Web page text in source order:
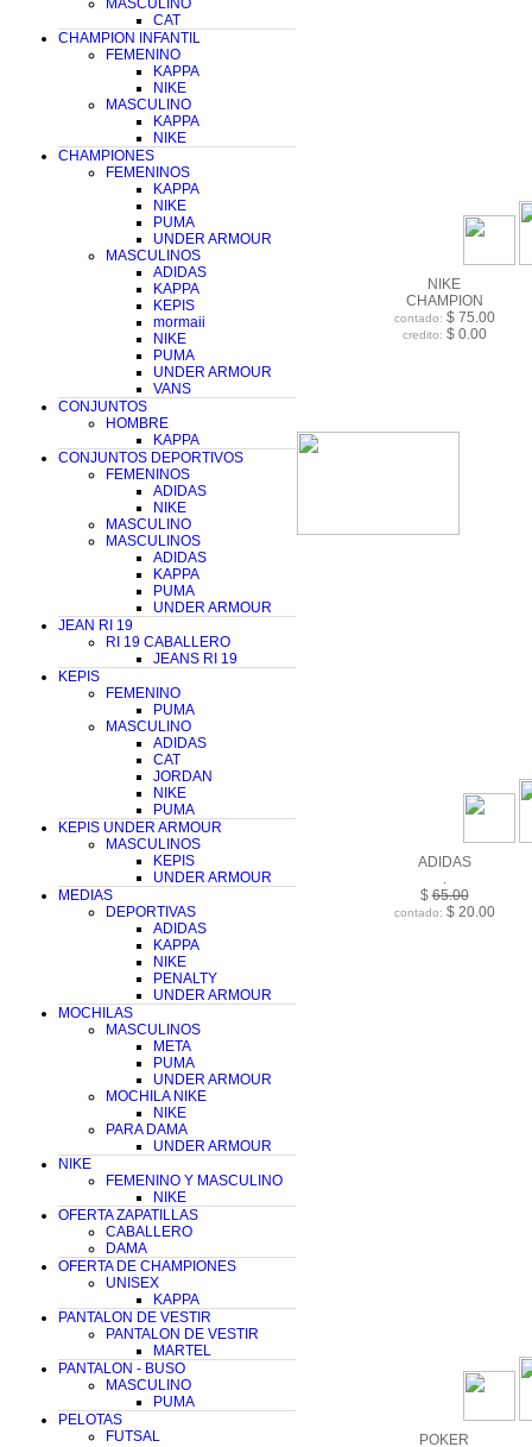
MASCULINO
CAT
CHAMPION INFANTIL
FEMENINO
KAPPA
NIKE
MASCULINO
KAPPA
NIKE
CHAMPIONES
FEMENINOS
KAPPA
NIKE
PUMA
UNDER ARMOUR
MASCULINOS
ADIDAS
KAPPA
KEPIS
mormaii
NIKE
PUMA
UNDER ARMOUR
VANS
CONJUNTOS
HOMBRE
KAPPA
CONJUNTOS DEPORTIVOS
FEMENINOS
ADIDAS
NIKE
MASCULINO
MASCULINOS
ADIDAS
KAPPA
PUMA
UNDER ARMOUR
JEAN RI 19
RI 19 CABALLERO
JEANS RI 19
KEPIS
FEMENINO
PUMA
MASCULINO
ADIDAS
CAT
JORDAN
NIKE
PUMA
KEPIS UNDER ARMOUR
MASCULINOS
KEPIS
UNDER ARMOUR
MEDIAS
DEPORTIVAS
ADIDAS
KAPPA
NIKE
PENALTY
UNDER ARMOUR
MOCHILAS
MASCULINOS
META
PUMA
UNDER ARMOUR
MOCHILA NIKE
NIKE
PARA DAMA
UNDER ARMOUR
NIKE
FEMENINO Y MASCULINO
NIKE
OFERTA ZAPATILLAS
CABALLERO
DAMA
OFERTA DE CHAMPIONES
UNISEX
KAPPA
PANTALON DE VESTIR
PANTALON DE VESTIR
MARTEL
PANTALON - BUSO
MASCULINO
PUMA
PELOTAS
FUTSAL
NIKE
CHAMPION
contado: $ 75.00
credito: $ 0.00
ADIDAS
.
$65.00
contado: $ 20.00
POKER